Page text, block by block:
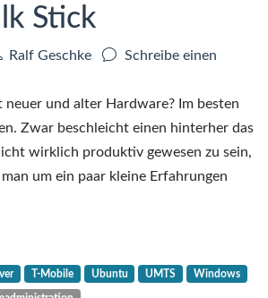
Stick
Autor:
Ralf Geschke
Schreibe einen
neuer und alter Hardware? Im besten
Zwar beschleicht einen hinterher das
wirklich produktiv gewesen zu sein,
um ein paar kleine Erfahrungen
T-Mobile Ubuntu UMTS Windows